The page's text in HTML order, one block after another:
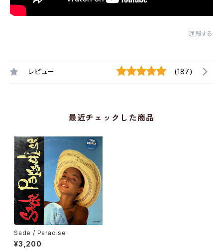
通報する
レビュー (187)
最近チェックした商品
Sade / Paradise
¥3,200